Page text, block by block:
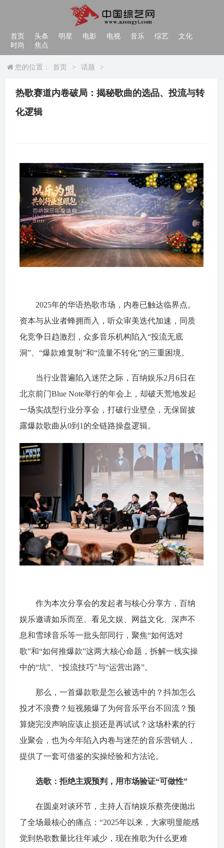
首页 头条 明星 电影 电视 音乐 综艺
文化
时尚
焦点
您的位置： 首页 > 话题 >
热歌赛道内卷破局：揭秘歌曲的选品、投流与转
化逻辑
2025年的华语热歌市场，内卷已触达临界点。
资本与从业者蜂拥而入，听众审美迭代加速，同质
化竞争日趋激烈，众多音乐机构陷入“投流无底
洞”、“爆款难复制”和“流量不转化”的三重困境。
当行业普遍陷入迷茫之际，百纳娱乐2月6日在
北京前门Blue Note举行的年会上，却破天荒地发起
一场实战型行业分享会，打破行业壁垒，无保留披
露爆款歌曲从0到1的全链路操盘逻辑。
作为本次分享会的发起者与核心分享方，百纳
娱乐邀请如乐而至、看见文娱、网益文化、深声不
息和雪球音乐等一批头部同行，聚焦“如何选对
歌”和“如何推爆款”这两大核心命题，拆解一线实操
中的“坑”、“投流技巧”与“运营出路”。
那么，一首爆款歌是怎么被选中的？抖加怎么
投才不浪费？短视频爆了为何音乐平台不回流？预
算烧完没声响应该止损还是再试试？这场朴素的行
业聚会，也为今年陷入内卷与迷茫的音乐营销人，
提供了一套可借鉴的实操经验和方法论。
选歌：拒绝主观预判，用市场验证“可做性”
在圆桌对谈环节，主持人百纳娱乐蔡亮便抛出
了全场最核心的痛点：“2025年以来，大家明显能感
觉到热歌数量比往年减少，现在推歌为什么更难